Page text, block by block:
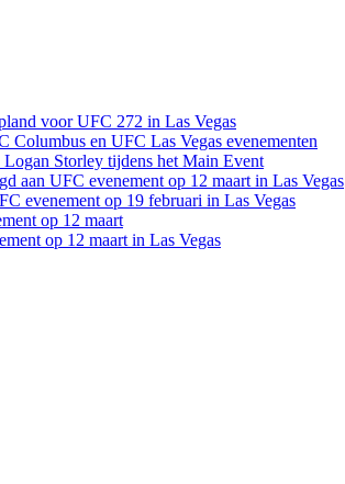
voor UFC 272 in Las Vegas
Columbus en UFC Las Vegas evenementen
Storley tijdens het Main Event
aan UFC evenement op 12 maart in Las Vegas
evenement op 19 februari in Las Vegas
op 12 maart
op 12 maart in Las Vegas